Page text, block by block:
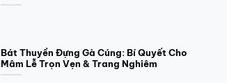
Bát Thuyền Đựng Gà Cúng: Bí Quyết Cho
Mâm Lễ Trọn Vẹn & Trang Nghiêm